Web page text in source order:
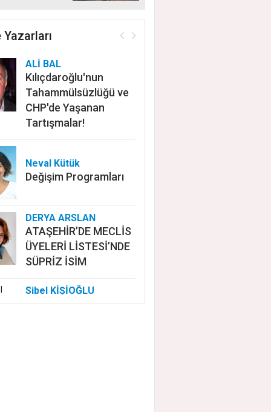
Yazarları
ALİ BAL
Kılıçdaroğlu'nun
Tahammülsüzlüğü ve
CHP'de Yaşanan
Tartışmalar!
Neval Kütük
Değişim Programları
DERYA ARSLAN
ATAŞEHİR’DE MECLİS
ÜYELERİ LİSTESİ’NDE
SÜPRİZ İSİM
Sibel KİŞİOĞLU
EUROVISION'DA